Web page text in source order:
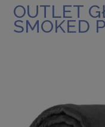
OUTLET
SMOKED